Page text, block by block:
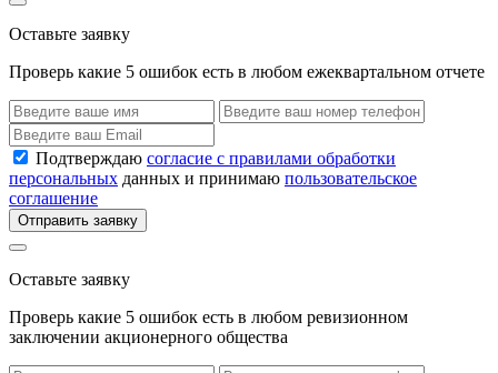
Оставьте заявку
Проверь какие 5 ошибок есть в любом ежеквартальном отчете
Подтверждаю согласие с правилами обработки
персональных данных и принимаю пользовательское
соглашение
Отправить заявку
Оставьте заявку
Проверь какие 5 ошибок есть в любом ревизионном
заключении акционерного общества